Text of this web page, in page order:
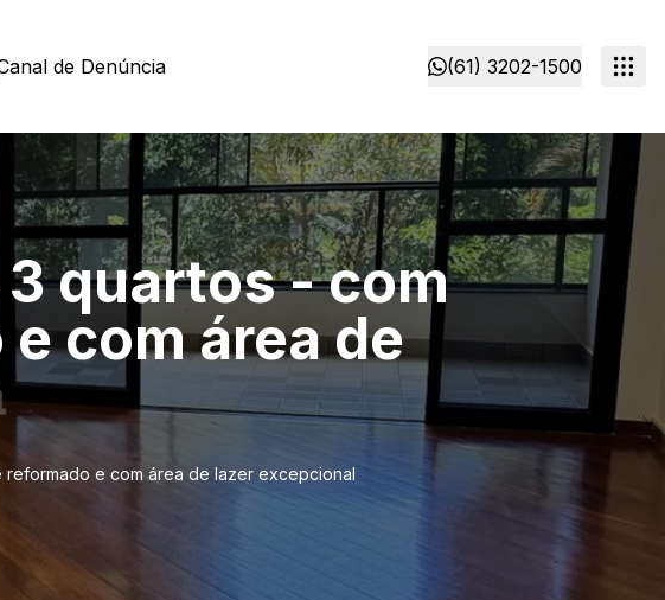
de Denúncia (61) 3202-1500
quartos - com
com área de
reformado e com área de lazer excepcional